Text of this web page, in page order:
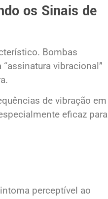
os Sinais de
Bombas
vibracional”
de vibração em
eficaz para
perceptível ao